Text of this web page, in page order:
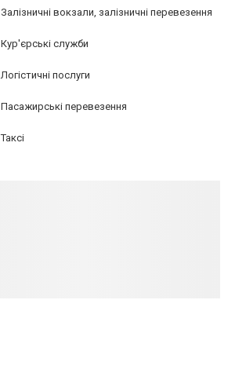
Залізничні вокзали, залізничні перевезення
Кур'єрські служби
Логістичні послуги
Пасажирські перевезення
Таксі